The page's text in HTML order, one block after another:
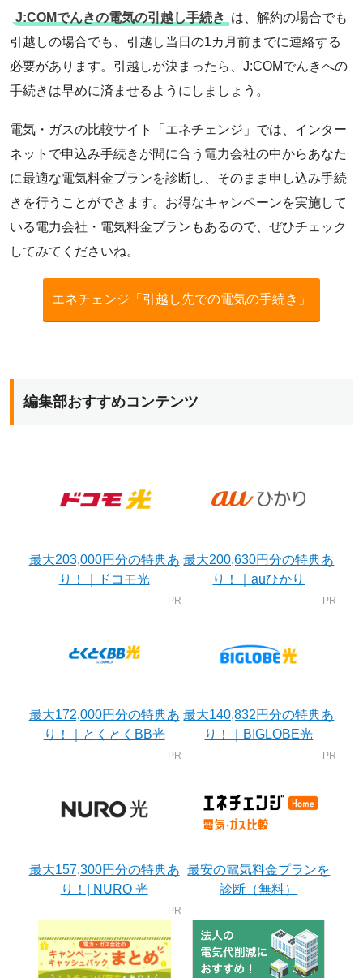
J:COMでんきの電気の引越し手続き は、解約の場合でも
引越しの場合でも、引越し当日の1カ月前までに連絡する
必要があります。引越しが決まったら、J:COMでんきへの
手続きは早めに済ませるようにしましょう。
電気・ガスの比較サイト「エネチェンジ」では、インター
ネットで申込み手続きが間に合う電力会社の中からあなた
に最適な電気料金プランを診断し、そのまま申し込み手続
きを行うことができます。お得なキャンペーンを実施して
いる電力会社・電気料金プランもあるので、ぜひチェック
してみてくださいね。
エネチェンジ「引越し先での電気の手続き」
編集部おすすめコンテンツ
最大203,000円分の特典あ
り！｜ドコモ光
最大200,630円分の特典あ
り！｜auひかり
最大172,000円分の特典あ
り！｜とくとくBB光
最大140,832円分の特典あ
り！｜BIGLOBE光
最大157,300円分の特典あ
り！| NURO 光
最安の電気料金プランを
診断（無料）